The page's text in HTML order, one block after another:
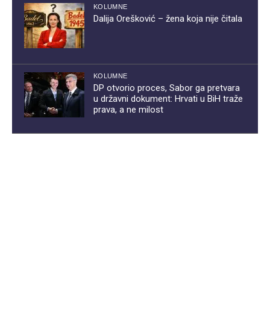
KOLUMNE
Dalija Orešković – žena koja nije čitala
KOLUMNE
DP otvorio proces, Sabor ga pretvara
u državni dokument: Hrvati u BiH traže
prava, a ne milost